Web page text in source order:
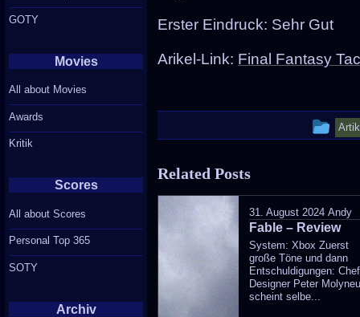
Erster Eindruck: Sehr Gut
Arikel-Link: Final Fantasy
in
Related Posts
31. August 2024 Andy
Fable – Review
System: Xbox Zuerst
große Töne und dann
Entschuldigungen:
Designer Peter
scheint selbe...
GOTY
Movies
All about Movies
Awards
Kritik
Scores
All about Scores
Personal Top 365
SOTY
Archiv